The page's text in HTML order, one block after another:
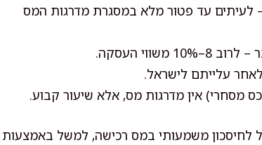
לעיתים עד פטור מלא במסגרת מדרגות המס
העסקה.
עלייתם לישראל.
מסחרי) אין מדרגות מס, אלא שיעור קבוע.
לחיסכון משמעותי במס רכישה, למשל באמצעות